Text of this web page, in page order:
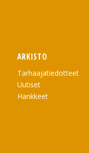
ARKISTO
Tarhaajatiedotteet
Uutiset
Hankkeet